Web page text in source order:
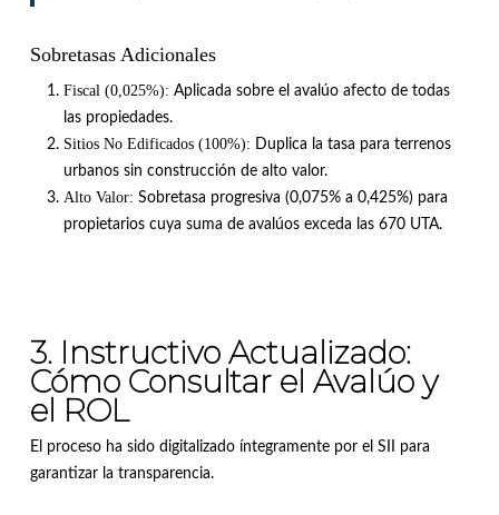
Sobretasas Adicionales
Fiscal (0,025%): Aplicada sobre el avalúo afecto de todas
las propiedades.
Sitios No Edificados (100%): Duplica la tasa para terrenos
urbanos sin construcción de alto valor.
Alto Valor: Sobretasa progresiva (0,075% a 0,425%) para
propietarios cuya suma de avalúos exceda las 670 UTA.
3. Instructivo Actualizado:
Cómo Consultar el Avalúo y
el ROL
El proceso ha sido digitalizado íntegramente por el SII para
garantizar la transparencia.